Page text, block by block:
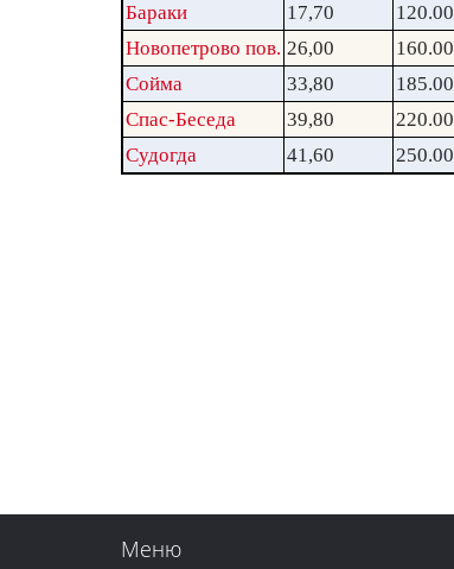
Бараки
17,70 120.00
Новопетрово пов. 26,00 160.00
Сойма
33,80 185.00
Спас-Беседа
39,80 220.00
Судогда
41,60 250.00
Меню